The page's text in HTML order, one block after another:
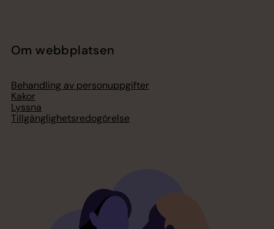
Om webbplatsen
Behandling av personuppgifter
Kakor
Lyssna
Tillgänglighetsredogörelse